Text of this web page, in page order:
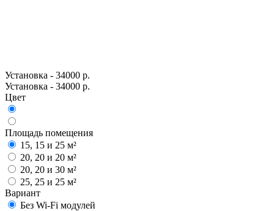
Установка - 34000 р.
Установка - 34000 р.
Цвет
Площадь помещения
15, 15 и 25 м²
20, 20 и 20 м²
20, 20 и 30 м²
25, 25 и 25 м²
Вариант
Без Wi-Fi модулей